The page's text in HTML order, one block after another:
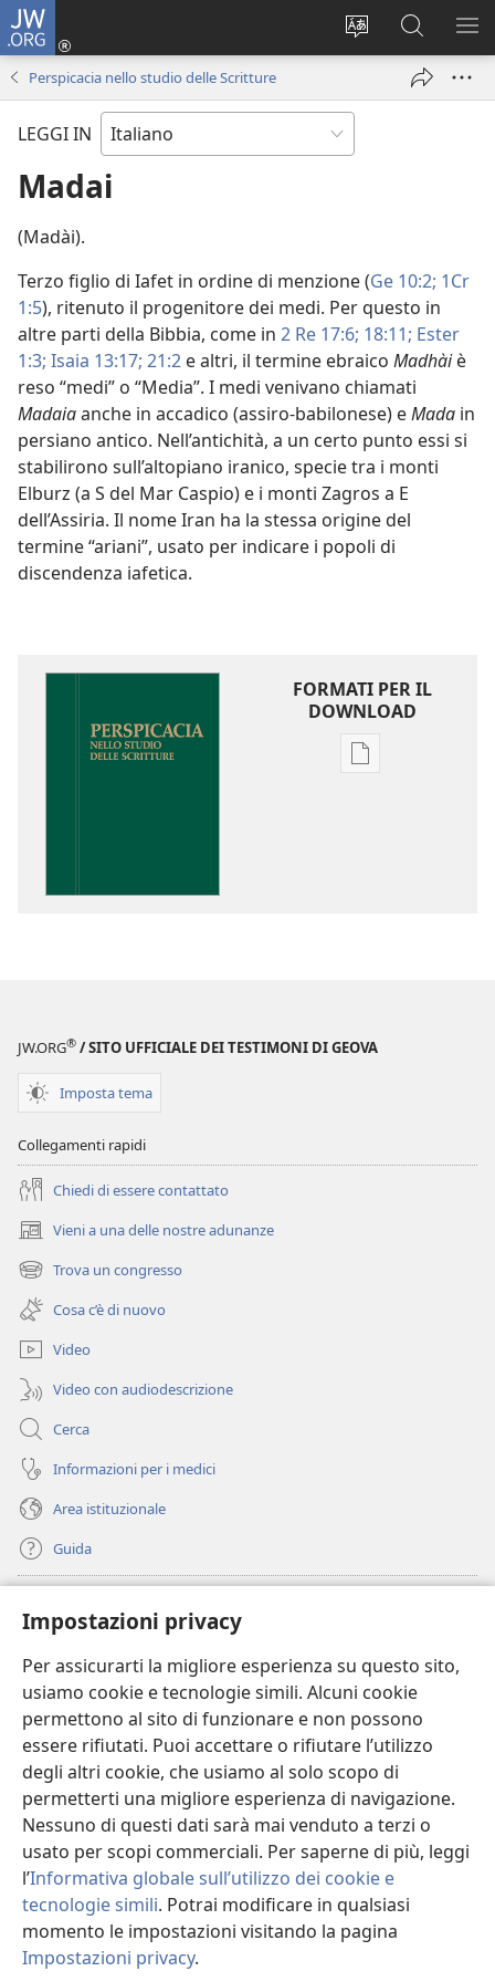
Impostazioni privacy
Per assicurarti la migliore esperienza su questo sito,
usiamo cookie e tecnologie simili. Alcuni cookie
permettono al sito di funzionare e non possono
essere rifiutati. Puoi accettare o rifiutare l’utilizzo
degli altri cookie, che usiamo al solo scopo di
permetterti una migliore esperienza di navigazione.
Nessuno di questi dati sarà mai venduto a terzi o
usato per scopi commerciali. Per saperne di più, leggi
l’Informativa globale sull’utilizzo dei cookie e
tecnologie simili. Potrai modificare in qualsiasi
momento le impostazioni visitando la pagina
Impostazioni privacy.
JW.ORG
Modificare
Accedi
(apre
finestra)
Cerca
in
JW.ORG
Perspicacia nello studio delle Scritture
LEGGI IN
Madai
(Madài).
Terzo figlio di Iafet in ordine di menzione (Ge 10:2; 1Cr
1:5), ritenuto il progenitore dei medi. Per questo in
altre parti della Bibbia, come in 2 Re 17:6; 18:11; Ester
1:3; Isaia 13:17; 21:2 e altri, il termine ebraico Madhàiè
reso “medi” o “Media”. I medi venivano chiamati
Madaiaanche in accadico (assiro-babilonese) eMada in
persiano antico. Nell’antichità, a un certo punto essi si
stabilirono sull’altopiano iranico, specie tra i monti
Elburz (a S del Mar Caspio) e i monti Zagros a E
dell’Assiria. Il nome Iran ha la stessa origine del
termine “ariani”, usato per indicare i popoli di
discendenza iafetica.
FORMATI PER IL
DOWNLOAD
Opzioni
JW.ORG® / SITO UFFICIALE DEI TESTIMONI DI GEOVA
Imposta tema
Collegamenti rapidi
Chiedi di essere contattato
Vieni a una delle nostre adunanze
(apre
una
nuova
finestra)
Trova un congresso
(apre
una
nuova
finestra)
Cosa c’è di nuovo
Video
Video con audiodescrizione
Cerca
Informazioni per i medici
Area istituzionale
Guida
(apre
una
nuova
finestra)
BIBLIOTECA ONLINE Watchtower
(apre
una
nuova
finestra)
JW Hub
(apre
una
nuova
finestra)
JW Library
Watchtower Library®
Copyright© 2026 Watch Tower Bible and Tract Society of Pennsylvania.
CONDIZIONI D’USO
|